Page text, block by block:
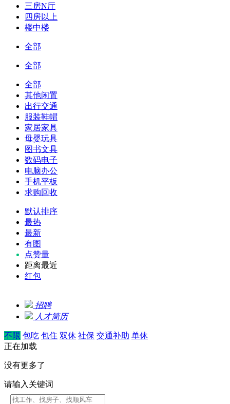
三房N厅
四房以上
楼中楼
全部
全部
全部
其他闲置
出行交通
服装鞋帽
家居家具
母婴玩具
图书文具
数码电子
电脑办公
手机平板
求购回收
默认排序
最热
最新
有图
点赞量
距离最近
红包
招聘
人才简历
不限 包吃 包住 双休 社保 交通补助 单休
正在加载
没有更多了
请输入关键词